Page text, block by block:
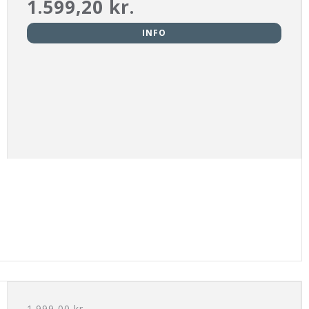
1.599,20 kr.
INFO